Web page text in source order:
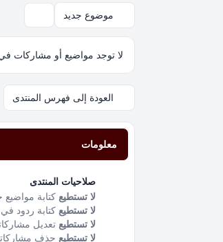
موضوع جديد
لا توجد مواضيع أو مشاركات في
العودة إلى فهرس المنتدى
معلومات
صلاحيات المنتدى
لا تستطيع كتابة مواضيع
لا تستطيع كتابة ردود في
لا تستطيع تعديل
لا تستطيع حذف